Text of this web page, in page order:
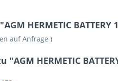
HERMETIC BATTERY
auf Anfrage )
HERMETIC